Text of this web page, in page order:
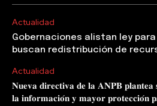
Actualidad
Gobernaciones alistan ley
buscan redistribución de
Actualidad
𝐍𝐮𝐞𝐯𝐚 𝐝𝐢𝐫𝐞𝐜𝐭𝐢𝐯𝐚 𝐝𝐞 𝐥𝐚 𝐀𝐍𝐏𝐁 𝐩𝐥𝐚𝐧𝐭𝐞𝐚
𝐥𝐚 𝐢𝐧𝐟𝐨𝐫𝐦𝐚𝐜𝐢𝐨́𝐧 𝐲 𝐦𝐚𝐲𝐨𝐫 𝐩𝐫𝐨𝐭𝐞𝐜𝐜𝐢𝐨́𝐧